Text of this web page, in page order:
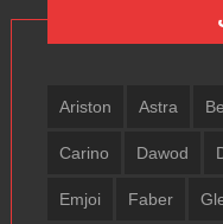
Ariston Astra
Carino Dawod
Emjoi Faber